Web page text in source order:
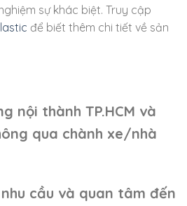
sự khác biệt. Truy cập
để biết thêm chi tiết về sản
nội thành TP.HCM và
qua chành xe/nhà
cầu và quan tâm đến